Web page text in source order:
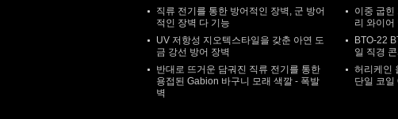
직류 전기를 통한 방어적인 장벽, 군 방어
적인 장벽 다 기능
UV 저항성 지오텍스타일을 갖춘 아연 도
금 강선 방어 장벽
반대로 뜨거운 담궈진 직류 전기를 통한
용접된 Gabion 바구니 모래 색깔 - 폭발
벽
이중 굽힌
리 와이어
BTO-22
일 직경
허리케인
단일 코일